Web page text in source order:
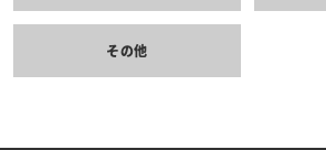
その他